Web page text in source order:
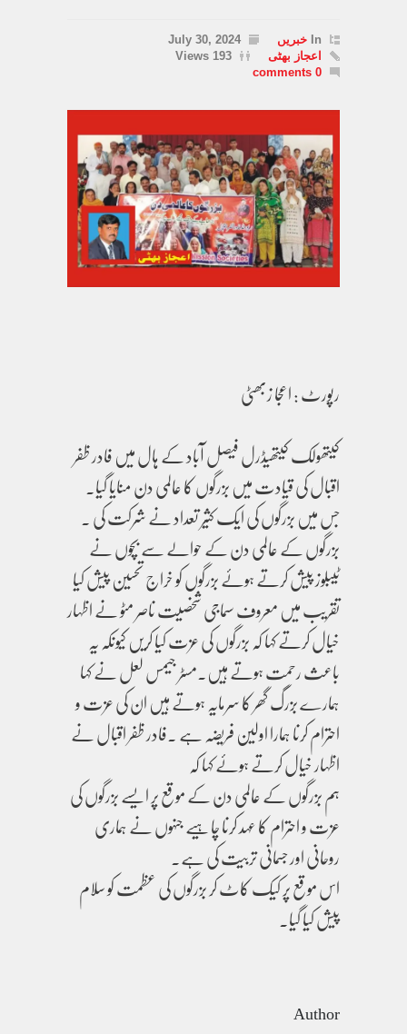
In خبریں
July 30, 2024
اعجاز بھٹی
193 Views
0 comments
رپورٹ : اعجا زبھٹی
کیتھولک کیتھیڈرل فیصل آباد کے ہال میں فادر ظفر
اقبال کی قیادت میں بزرگوں کا عالمی دن منایا گیا۔
جس میں بزرگوں کی ایک کثیر تعداد نے شرکت کی ۔
بزرگوں کے عالمی دن کے حوالے سے بچوں نے
ٹیبلوز پیش کرتے ہوئے بزرگوں کو خراج تحسین پیش کیا
تقریب میں معروف سماجی شخصیت ناصر مٹو نے اظہار
خیال کرتے کہا کہ بزرگوں کی عزت کیا کریں کیونکہ یہ
باعث رحمت ہوتے ہیں۔مسٹر جیمس لعل نے کہا
ہمارے بزرگ گھر کا سرمایہ ہوتے ہیں ان کی عزت و
احترام کرنا ہمارا اولین فریضہ ہے ۔فادر ظفر اقبال نے
اظہار خیال کرتے ہوئے کہا کہ
ہم بزرگوں کے عالمی دن کے موقع پر ایسے بزرگوں کی
عزت و احترام کا عہد کرنا چاہیے جنہوں نے ہماری
روحانی اور جسمانی تربیت کی ہے۔
اس موقع پر کیک کاٹ کر بزرگوں کی عظمت کو سلام
پیش کیا گیا۔
Author